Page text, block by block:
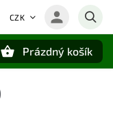
CZK
Prázdný košík